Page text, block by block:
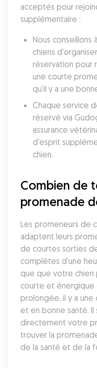
acceptés pour
supplémentaire :
Nous conseillons
chiens
réservation pour
une courte
qu'il y a une
Chaque service
réservé via
assurance
d'esprit
chien.
Combien de
promenade
Les promeneurs de
adaptent leurs
de courtes sorties
complètes d'une
que que votre
courte et énergique
prolongée, il y a
et en bonne santé.
directement votre
trouver la
de la santé et de la